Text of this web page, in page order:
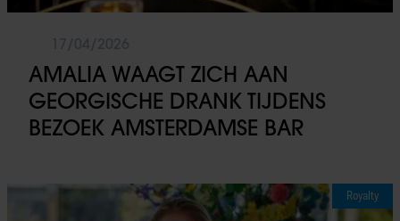
AMALIA WAAGT ZICH AAN
GEORGISCHE DRANK TIJDENS
BEZOEK AMSTERDAMSE BAR
Royalty